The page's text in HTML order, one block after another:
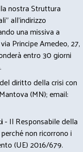
nostra Struttura
all'indirizzo
una missiva a
Principe Amedeo, 27,
entro 30 giorni
diritto della crisi con
(MN); email:
- Il Responsabile della
non ricorrono i
(UE) 2016/679.